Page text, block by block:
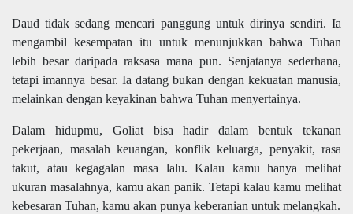
Daud tidak sedang mencari panggung untuk dirinya sendiri. Ia
mengambil kesempatan itu untuk menunjukkan bahwa Tuhan
lebih besar daripada raksasa mana pun. Senjatanya sederhana,
tetapi imannya besar. Ia datang bukan dengan kekuatan manusia,
melainkan dengan keyakinan bahwa Tuhan menyertainya.
Dalam hidupmu, Goliat bisa hadir dalam bentuk tekanan
pekerjaan, masalah keuangan, konflik keluarga, penyakit, rasa
takut, atau kegagalan masa lalu. Kalau kamu hanya melihat
ukuran masalahnya, kamu akan panik. Tetapi kalau kamu melihat
kebesaran Tuhan, kamu akan punya keberanian untuk melangkah.